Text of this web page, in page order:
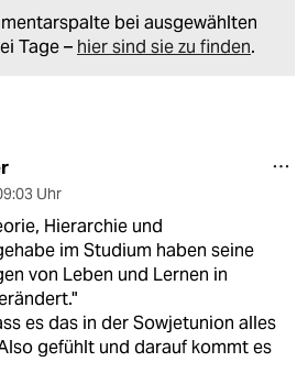
bei ausgewählten
Tage – hier sind sie zu finden.
Uhr
Hierarchie und
im Studium haben seine
von Leben und Lernen in
es das in der Sowjetunion alles
gefühlt und darauf kommt es